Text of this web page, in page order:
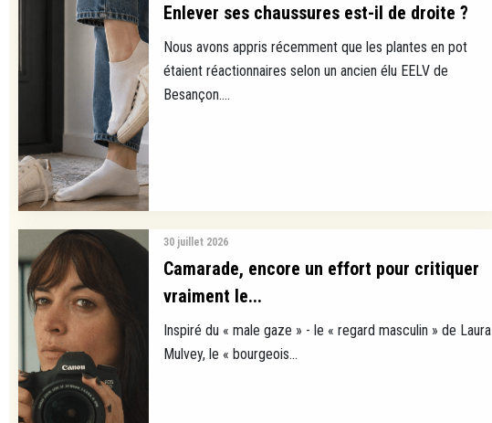
Enlever ses chaussures est-il de droite ?
Nous avons appris récemment que les plantes en pot
étaient réactionnaires selon un ancien élu EELV de
Besançon....
30 juillet 2026
Camarade, encore un effort pour critiquer
vraiment le...
Inspiré du « male gaze » - le « regard masculin » de Laura
Mulvey, le « bourgeois...